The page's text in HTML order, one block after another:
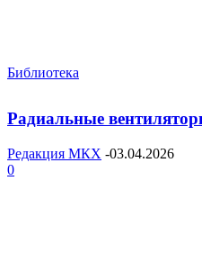
Библиотека
Радиальные
Редакция МКХ -03.04.2026
0